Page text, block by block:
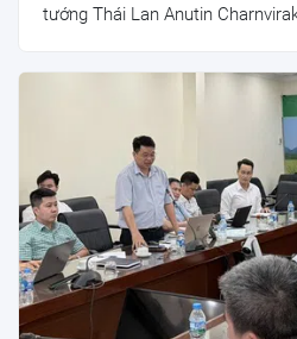
tướng Thái Lan Anutin